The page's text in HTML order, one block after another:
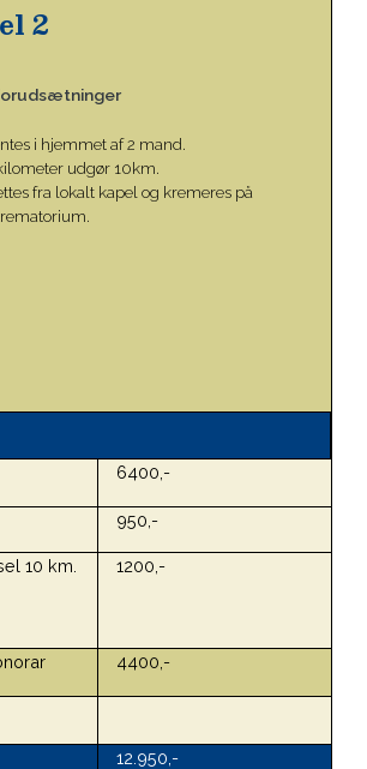
2
i hjemmet af 2 mand.
udgør 10km.
fra lokalt kapel og kremeres på
6400,-
950,-
10 km. 1200,-
4400,-
12.950,-